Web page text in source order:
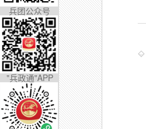
兵团公众号
"兵政通"APP